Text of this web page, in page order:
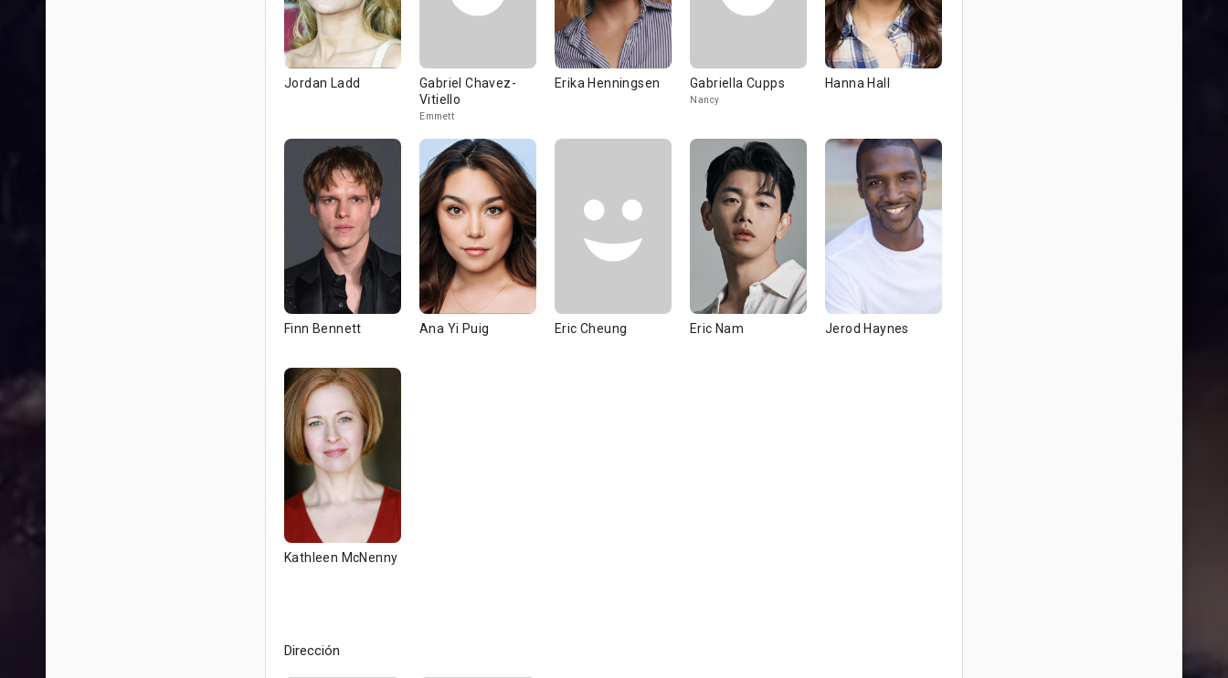
Jordan Ladd
Gabriel Chavez-
Vitiello
Emmett
Erika Henningsen Gabriella Cupps
Nancy
Hanna Hall
Finn Bennett Ana Yi Puig Eric Cheung Eric Nam Jerod Haynes
Kathleen McNenny
Dirección